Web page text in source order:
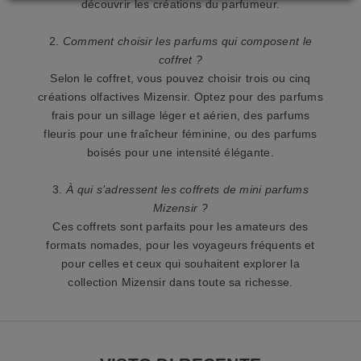
découvrir les créations du parfumeur.
2. Comment choisir les parfums qui composent le
coffret ?
Selon le coffret, vous pouvez choisir trois ou cinq
créations olfactives Mizensir. Optez pour des parfums
frais pour un sillage léger et aérien, des parfums
fleuris pour une fraîcheur féminine, ou des parfums
boisés pour une intensité élégante.
3. À qui s’adressent les coffrets de mini parfums
Mizensir ?
Ces coffrets sont parfaits pour les amateurs des
formats nomades, pour les voyageurs fréquents et
pour celles et ceux qui souhaitent explorer la
collection Mizensir dans toute sa richesse.